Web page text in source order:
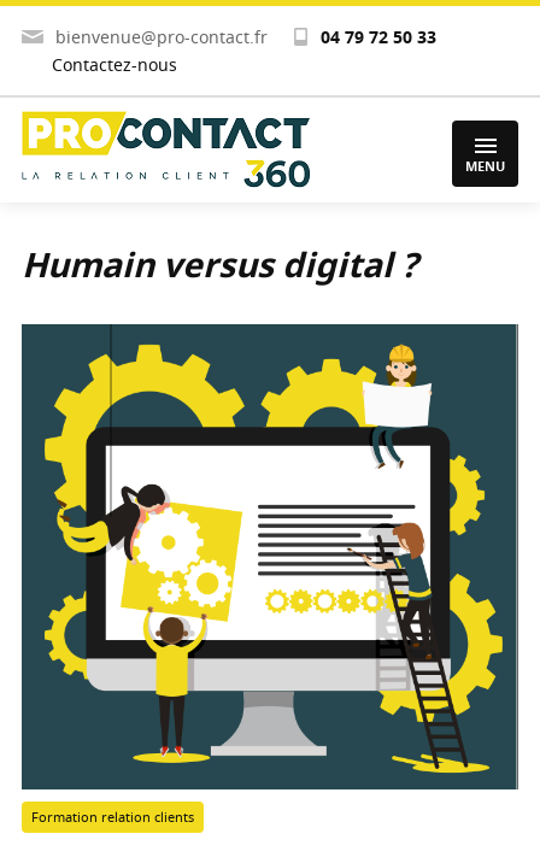
bienvenue@pro-contact.fr
04 79 72 50 33
Contactez-nous
MENU
Humain versus digital ?
Formation relation clients